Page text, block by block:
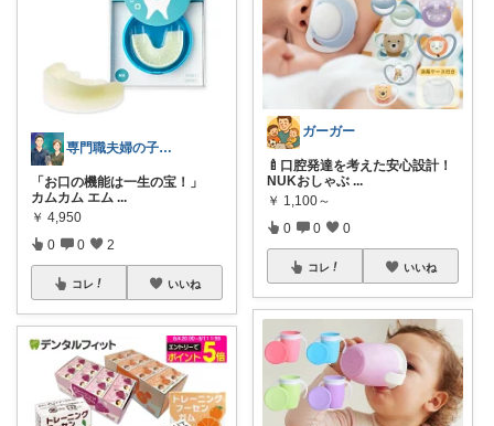
専門職夫婦の子育てラジオ
「お口の機能は一生の宝！」
カムカム エム ...
￥ 4,950
0 0 2
コレ いいね
ガーガー
🍼口腔発達を考えた安心設計！
NUKおしゃぶ ...
￥ 1,100～
0 0 0
コレ いいね